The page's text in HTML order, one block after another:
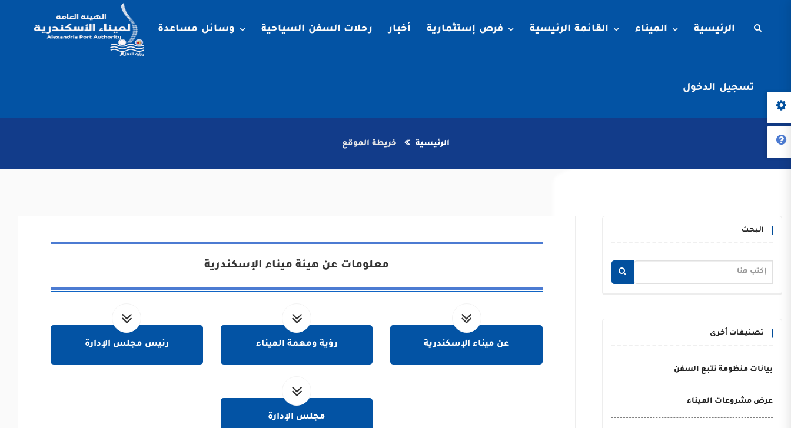
الرئيسية الميناء القائمة الرئيسية فرص إستثمارية أخبار رحلات السفن السياحية وسائل مساعدة
تسجيل الدخول
الرئيسية خريطة الموقع
البحث
تصنيفات أخرى
بيانات منظومة تتبع السفن
عرض مشروعات الميناء
معلومات عن هيئة ميناء الإسكندرية
عن ميناء الإسكندرية رؤية ومهمة الميناء رئيس مجلس الإدارة
مجلس الإدارة